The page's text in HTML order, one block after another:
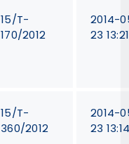
15/T-
170/2012
2014-
23
15/T-
360/2012
2014-
23